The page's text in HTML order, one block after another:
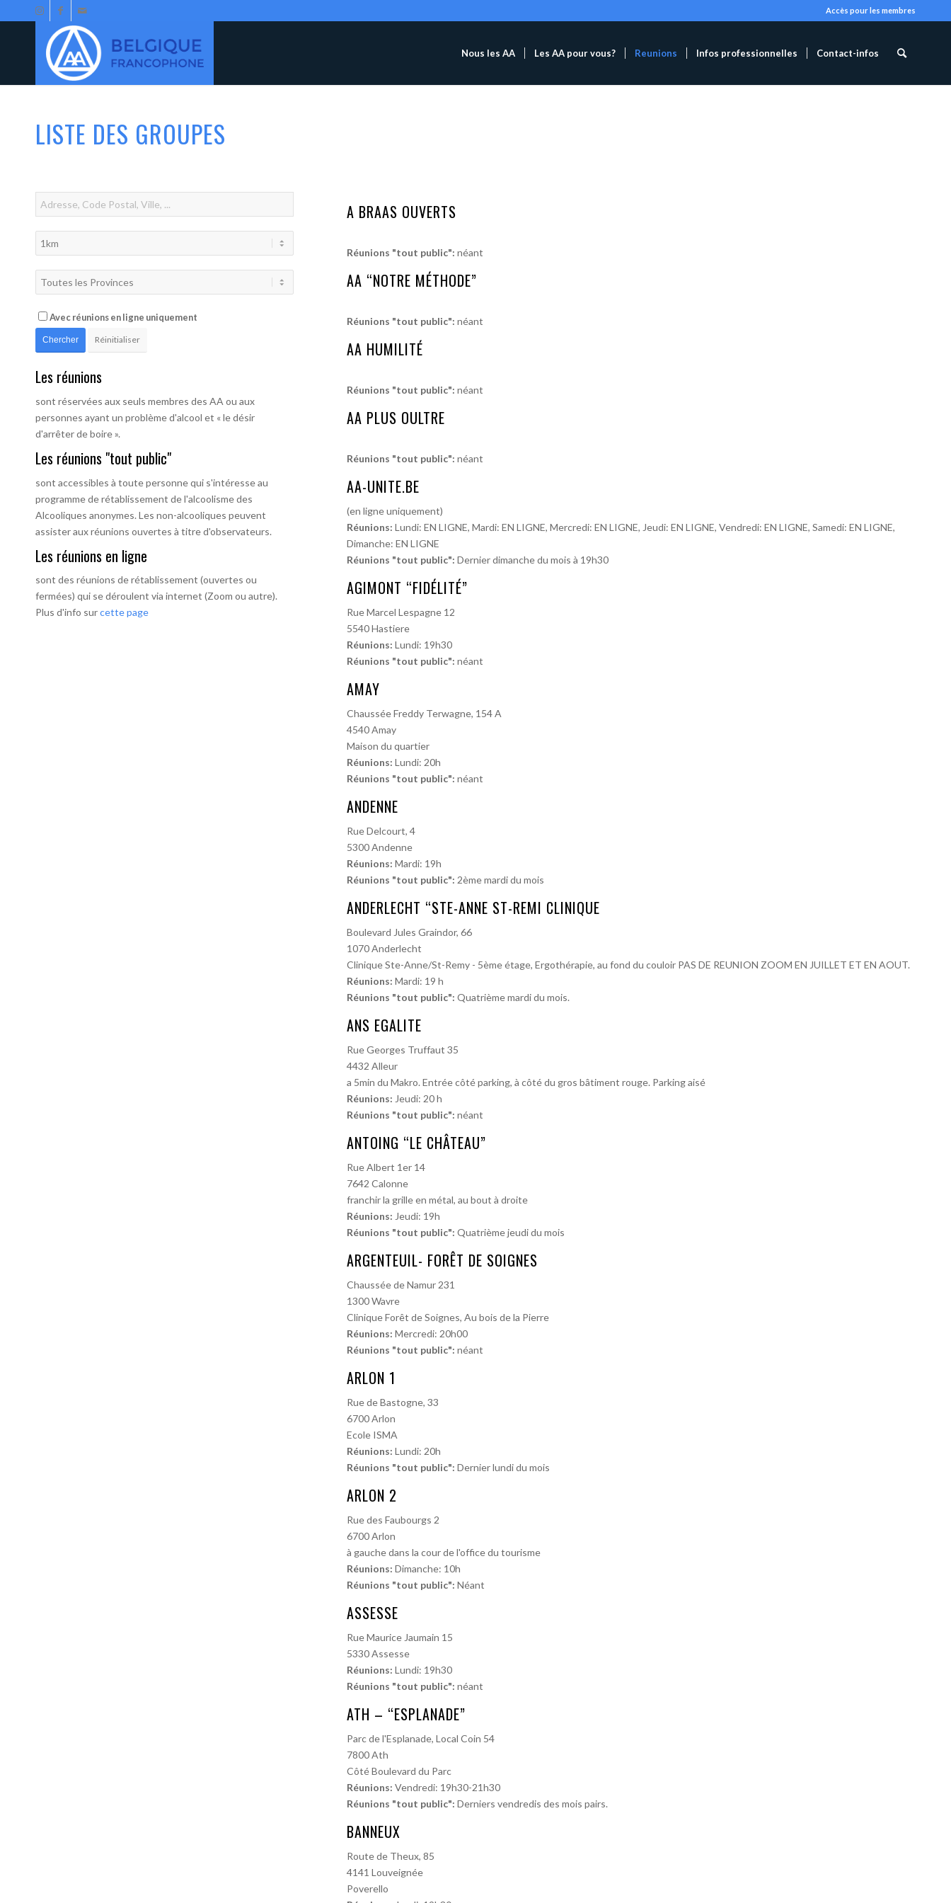
Accès pour les membres
Nous les AA Les AA pour vous? Reunions Infos professionnelles Contact-infos
LISTE DES GROUPES
Avec réunions en ligne uniquement
Chercher Réinitialiser
Les réunions
sont réservées aux seuls membres des AA ou aux
personnes ayant un problème d'alcool et « le désir
d'arrêter de boire ».
Les réunions "tout public"
sont accessibles à toute personne qui s'intéresse au
programme de rétablissement de l'alcoolisme des
Alcooliques anonymes. Les non-alcooliques peuvent
assister aux réunions ouvertes à titre d'observateurs.
Les réunions en ligne
sont des réunions de rétablissement (ouvertes ou
fermées) qui se déroulent via internet (Zoom ou autre).
Plus d'info surcette page
A BRAAS OUVERTS
Réunions "tout public": néant
AA “NOTRE MÉTHODE”
Réunions "tout public": néant
AA HUMILITÉ
Réunions "tout public": néant
AA PLUS OULTRE
Réunions "tout public": néant
AA-UNITE.BE
(en ligne uniquement)
Réunions: Lundi: EN LIGNE, Mardi: EN LIGNE, Mercredi: EN LIGNE, Jeudi: EN LIGNE, Vendredi: EN LIGNE, Samedi: EN LIGNE,
Dimanche: EN LIGNE
Réunions "tout public": Dernier dimanche du mois à 19h30
AGIMONT “FIDÉLITÉ”
Rue Marcel Lespagne 12
5540 Hastiere
Réunions: Lundi: 19h30
Réunions "tout public": néant
AMAY
Chaussée Freddy Terwagne, 154 A
4540 Amay
Maison du quartier
Réunions: Lundi: 20h
Réunions "tout public": néant
ANDENNE
Rue Delcourt, 4
5300 Andenne
Réunions: Mardi: 19h
Réunions "tout public": 2ème mardi du mois
ANDERLECHT “STE-ANNE ST-REMI CLINIQUE
Boulevard Jules Graindor, 66
1070 Anderlecht
Clinique Ste-Anne/St-Remy - 5ème étage, Ergothérapie, au fond du couloir PAS DE REUNION ZOOM EN JUILLET ET EN AOUT.
Réunions: Mardi: 19 h
Réunions "tout public": Quatrième mardi du mois.
ANS EGALITE
Rue Georges Truffaut 35
4432 Alleur
a 5min du Makro. Entrée côté parking, à côté du gros bâtiment rouge. Parking aisé
Réunions: Jeudi: 20 h
Réunions "tout public": néant
ANTOING “LE CHÂTEAU”
Rue Albert 1er 14
7642 Calonne
franchir la grille en métal, au bout à droite
Réunions: Jeudi: 19h
Réunions "tout public": Quatrième jeudi du mois
ARGENTEUIL- FORÊT DE SOIGNES
Chaussée de Namur 231
1300 Wavre
Clinique Forêt de Soignes, Au bois de la Pierre
Réunions: Mercredi: 20h00
Réunions "tout public": néant
ARLON 1
Rue de Bastogne, 33
6700 Arlon
Ecole ISMA
Réunions: Lundi: 20h
Réunions "tout public": Dernier lundi du mois
ARLON 2
Rue des Faubourgs 2
6700 Arlon
à gauche dans la cour de l'office du tourisme
Réunions: Dimanche: 10h
Réunions "tout public": Néant
ASSESSE
Rue Maurice Jaumain 15
5330 Assesse
Réunions: Lundi: 19h30
Réunions "tout public": néant
ATH – “ESPLANADE”
Parc de l'Esplanade, Local Coin 54
7800 Ath
Côté Boulevard du Parc
Réunions: Vendredi: 19h30-21h30
Réunions "tout public": Derniers vendredis des mois pairs.
BANNEUX
Route de Theux, 85
4141 Louveignée
Poverello